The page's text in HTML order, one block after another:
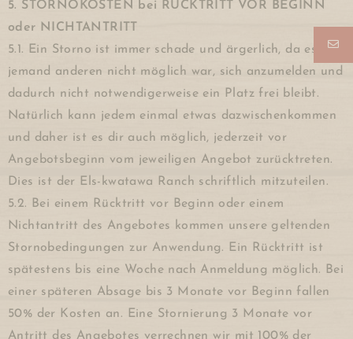
5. STORNOKOSTEN bei RÜCKTRITT VOR BEGINN
oder NICHTANTRITT
5.1. Ein Storno ist immer schade und ärgerlich, da es
jemand anderen nicht möglich war, sich anzumelden und
dadurch nicht notwendigerweise ein Platz frei bleibt.
Natürlich kann jedem einmal etwas dazwischenkommen
und daher ist es dir auch möglich, jederzeit vor
Angebotsbeginn vom jeweiligen Angebot zurücktreten.
Dies ist der Els-kwatawa Ranch schriftlich mitzuteilen.
5.2. Bei einem Rücktritt vor Beginn oder einem
Nichtantritt des Angebotes kommen unsere geltenden
Stornobedingungen zur Anwendung. Ein Rücktritt ist
spätestens bis eine Woche nach Anmeldung möglich. Bei
einer späteren Absage bis 3 Monate vor Beginn fallen
50% der Kosten an. Eine Stornierung 3 Monate vor
Antritt des Angebotes verrechnen wir mit 100% der